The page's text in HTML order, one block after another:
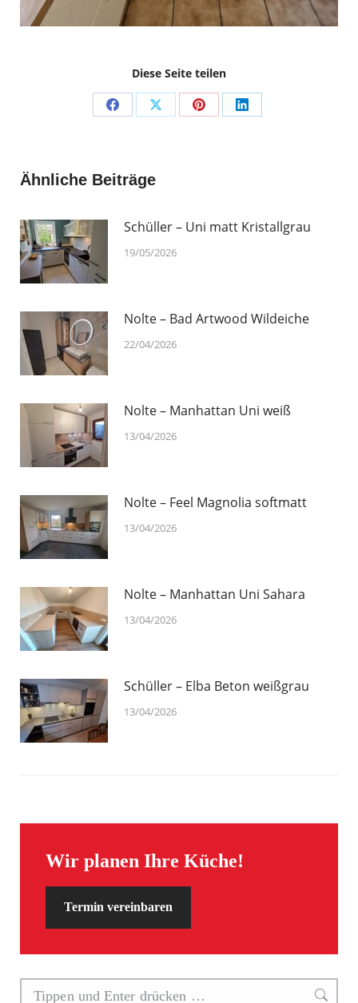
Diese Seite teilen
Share Share Share Share
Ähnliche Beiträge
Schüller – Uni matt Kristallgrau
19/05/2026
Nolte – Bad Artwood Wildeiche
22/04/2026
Nolte – Manhattan Uni weiß
13/04/2026
Nolte – Feel Magnolia softmatt
13/04/2026
Nolte – Manhattan Uni Sahara
13/04/2026
Schüller – Elba Beton weißgrau
13/04/2026
Wir planen Ihre Küche!
Termin vereinbaren
Search: